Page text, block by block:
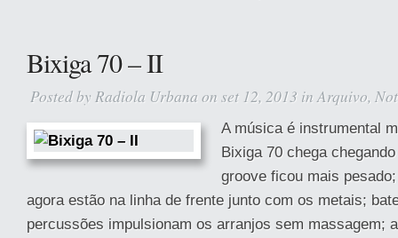
Bixiga 70 – II
Posted by Radiola Urbana on set 12, 2013 inArquivo,
A música é instrumental
Bixiga 70 chega
groove ficou mais
agora estão na linha de frente junto com os metais;
percussões impulsionam os arranjos sem massagem;